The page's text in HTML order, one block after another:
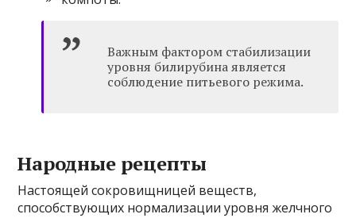
Важным фактором стабилизации
уровня билирубина является
соблюдение питьевого режима.
Народные рецепты
Настоящей сокровищницей веществ,
способствующих нормализации уровня желчного